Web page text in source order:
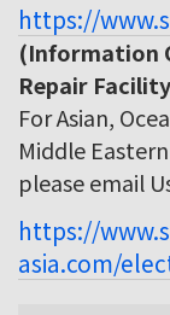
https://
(Information
Repair
For Asian,
Middle
please email
https://
asia.com/